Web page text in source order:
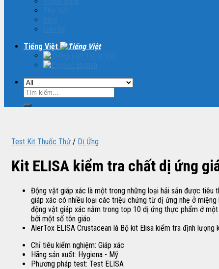
Tiếng Việt
Tìm
kiếm:
Test Kit Thuốc Thử / Dị Ứng
Kit ELISA kiểm tra chất dị ứng
Động vật giáp xác là một trong những loại hải sản được tiêu
giáp xác có nhiều loại các triệu chứng từ dị ứng nhẹ ở
động vật giáp xác nằm trong top 10 dị ứng thực phẩm ở
bởi một số tôn giáo.
AlerTox ELISA Crustacean là Bộ kit Elisa kiểm tra định
Chỉ tiêu kiểm nghiệm: Giáp xác
Hãng sản xuất: Hygiena - Mỹ
Phương pháp test: Test ELISA